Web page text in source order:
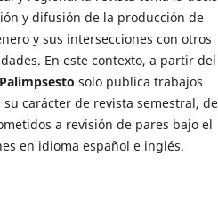
y difusión de la producción de
y sus intersecciones con otros
En este contexto, a partir del
Palimpsesto solo publica trabajos
carácter de revista semestral, de
a revisión de pares bajo el
en idioma español e inglés.